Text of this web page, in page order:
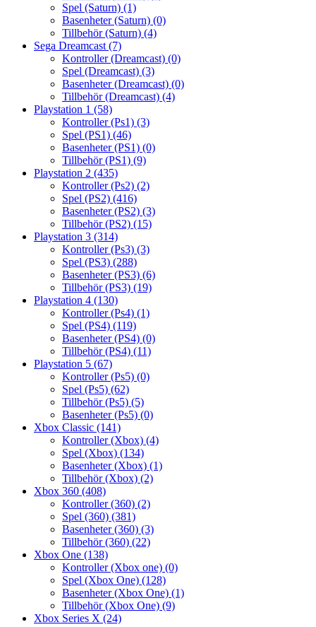
Spel (Saturn) (1)
Basenheter (Saturn) (0)
Tillbehör (Saturn) (4)
Sega Dreamcast (7)
Kontroller (Dreamcast) (0)
Spel (Dreamcast) (3)
Basenheter (Dreamcast) (0)
Tillbehör (Dreamcast) (4)
Playstation 1 (58)
Kontroller (Ps1) (3)
Spel (PS1) (46)
Basenheter (PS1) (0)
Tillbehör (PS1) (9)
Playstation 2 (435)
Kontroller (Ps2) (2)
Spel (PS2) (416)
Basenheter (PS2) (3)
Tillbehör (PS2) (15)
Playstation 3 (314)
Kontroller (Ps3) (3)
Spel (PS3) (288)
Basenheter (PS3) (6)
Tillbehör (PS3) (19)
Playstation 4 (130)
Kontroller (Ps4) (1)
Spel (PS4) (119)
Basenheter (PS4) (0)
Tillbehör (PS4) (11)
Playstation 5 (67)
Kontroller (Ps5) (0)
Spel (Ps5) (62)
Tillbehör (Ps5) (5)
Basenheter (Ps5) (0)
Xbox Classic (141)
Kontroller (Xbox) (4)
Spel (Xbox) (134)
Basenheter (Xbox) (1)
Tillbehör (Xbox) (2)
Xbox 360 (408)
Kontroller (360) (2)
Spel (360) (381)
Basenheter (360) (3)
Tillbehör (360) (22)
Xbox One (138)
Kontroller (Xbox one) (0)
Spel (Xbox One) (128)
Basenheter (Xbox One) (1)
Tillbehör (Xbox One) (9)
Xbox Series X (24)